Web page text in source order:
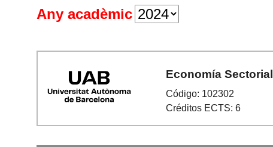
Any acadèmic
Economía Sectorial
Código: 102302
Créditos ECTS: 6